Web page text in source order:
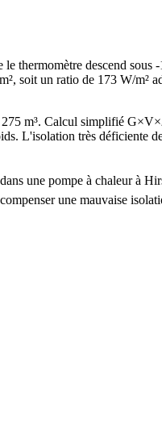
thermomètre descend sous
soit un ratio de 173 W/m²
m³. Calcul simplifié
L'isolation très déficiente
une pompe à chaleur à
une mauvaise